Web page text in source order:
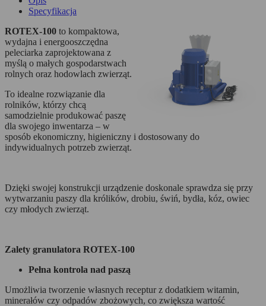
Specyfikacja
ROTEX-100 to kompaktowa,
wydajna i energooszczędna
peleciarka zaprojektowana z
myślą o małych gospodarstwach
rolnych oraz hodowlach zwierząt.
To idealne rozwiązanie dla
rolników, którzy chcą
samodzielnie produkować paszę
dla swojego inwentarza – w
sposób ekonomiczny, higieniczny i dostosowany do
indywidualnych potrzeb zwierząt.
Dzięki swojej konstrukcji urządzenie doskonale sprawdza się przy
wytwarzaniu paszy dla królików, drobiu, świń, bydła, kóz, owiec
czy młodych zwierząt.
Zalety granulatora ROTEX-100
Pełna kontrola nad paszą
Umożliwia tworzenie własnych receptur z dodatkiem witamin,
minerałów czy odpadów zbożowych, co zwiększa wartość